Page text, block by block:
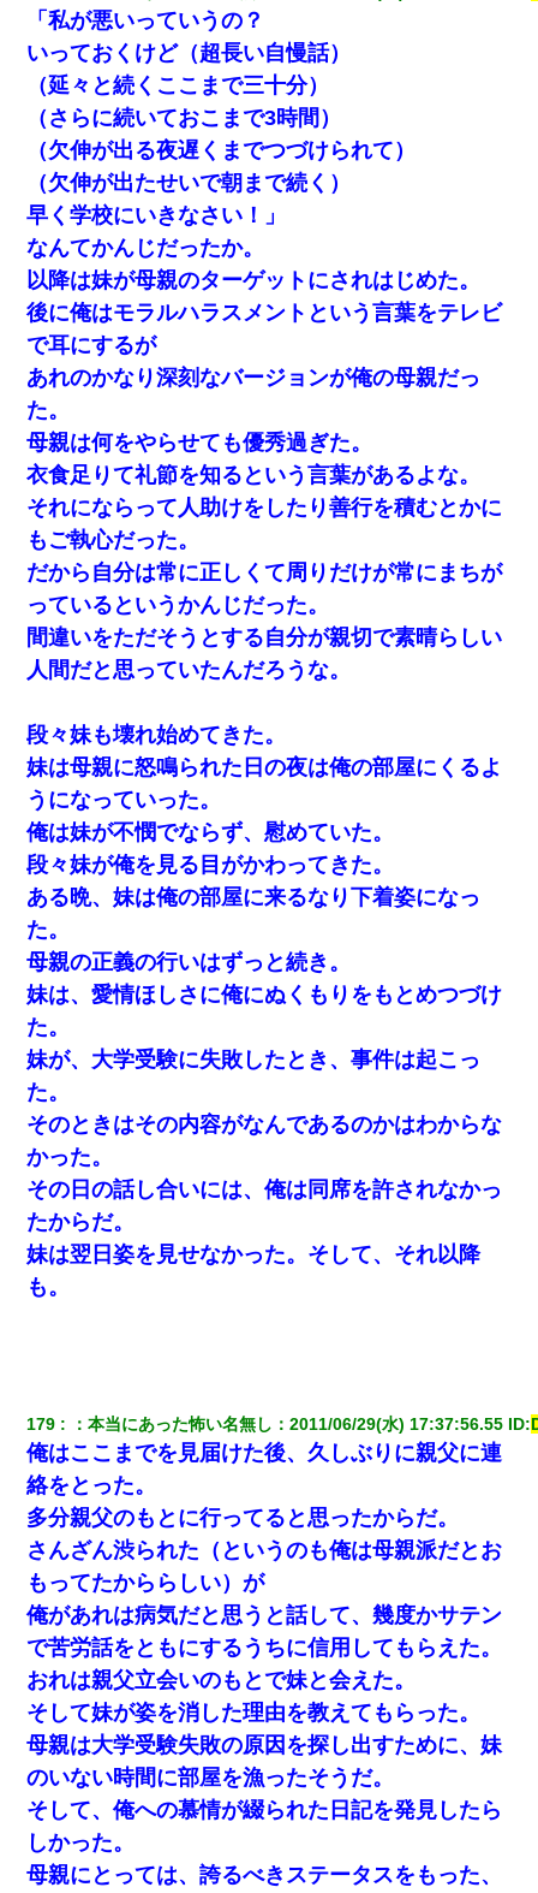
せたら...
旦那の元嫁「離婚したとはいえ、私が本来の妻。許可なく結婚す
るなんてどういう神経してるの？離婚届を記入して持って来い」
→笑いが止まらなくなり・・・
「私が悪いっていうの？
いっておくけど（超長い自慢話）
（延々と続くここまで三十分）
（さらに続いておこまで3時間）
（欠伸が出る夜遅くまでつづけられて）
（欠伸が出たせいで朝まで続く）
早く学校にいきなさい！」
なんてかんじだったか。
以降は妹が母親のターゲットにされはじめた。
後に俺はモラルハラスメントという言葉をテレビ
で耳にするが
あれのかなり深刻なバージョンが俺の母親だっ
た。
母親は何をやらせても優秀過ぎた。
衣食足りて礼節を知るという言葉があるよな。
それにならって人助けをしたり善行を積むとかに
もご執心だった。
だから自分は常に正しくて周りだけが常にまちが
っているというかんじだった。
間違いをただそうとする自分が親切で素晴らしい
人間だと思っていたんだろうな。
段々妹も壊れ始めてきた。
妹は母親に怒鳴られた日の夜は俺の部屋にくるよ
うになっていった。
俺は妹が不憫でならず、慰めていた。
段々妹が俺を見る目がかわってきた。
ある晩、妹は俺の部屋に来るなり下着姿になっ
た。
母親の正義の行いはずっと続き。
妹は、愛情ほしさに俺にぬくもりをもとめつづけ
た。
妹が、大学受験に失敗したとき、事件は起こっ
た。
そのときはその内容がなんであるのかはわからな
かった。
その日の話し合いには、俺は同席を許されなかっ
たからだ。
妹は翌日姿を見せなかった。そして、それ以降
も。
179 ：本当にあった怖い名無し ：2011/06/29(水) 17:37:56.55 ID:
俺はここまでを見届けた後、久しぶりに親父に連
絡をとった。
多分親父のもとに行ってると思ったからだ。
さんざん渋られた（というのも俺は母親派だとお
もってたかららしい）が
俺があれは病気だと思うと話して、幾度かサテン
で苦労話をともにするうちに信用してもらえた。
おれは親父立会いのもとで妹と会えた。
そして妹が姿を消した理由を教えてもらった。
母親は大学受験失敗の原因を探し出すために、妹
のいない時間に部屋を漁ったそうだ。
そして、俺への慕情が綴られた日記を発見したら
しかった。
母親にとっては、誇るべきステータスをもった、